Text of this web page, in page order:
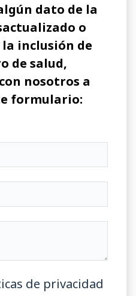
dato de la
o
inclusión de
de salud,
nosotros a
formulario:
de privacidad